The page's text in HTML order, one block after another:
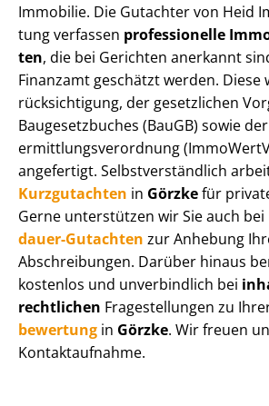
Immobilie. Die Gutachter von Heid
tung verfassen professionelle
ten, die bei Gerichten anerkannt
Finanzamt geschätzt werden.
rück­sich­ti­gung, der gesetzlichen
Baugesetzbuches (BauGB) sowie
ermitt­lungs­ver­ord­nung
angefertigt. Selbst­ver­ständ­lich
Kurzgutachten in Görzkefür
Gerne unterstützen wir Sie auch bei
dau­er-Gutachten zur Anhebung
Abschreibungen. Darüber hinaus
kostenlos und unverbindlich bei
rechtlichen Fragestellungen zu
be­wer­tung in Görzke. Wir freuen
Kontaktaufnahme.